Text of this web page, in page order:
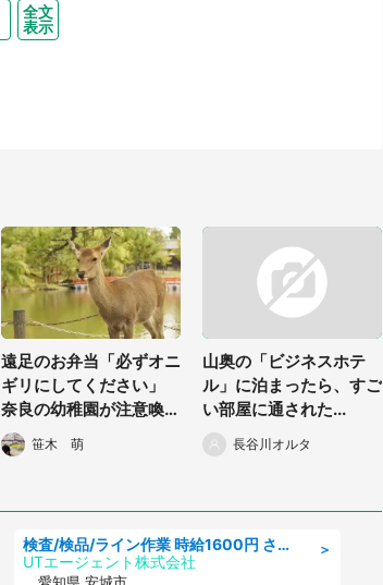
全文
表示
遠足のお弁当「必ずオニ
ギリにしてください」
奈良の幼稚園が注意喚起
→その理由が納得すぎた
笹木 萌
山奥の「ビジネスホテ
ル」に泊まったら、すご
い部屋に通された...
長谷川オルタ
＞
検査/検品/ライン作業 時給1600円 さら半年ごとに時給50円UP 検品·検査
UTエージェント株式会社